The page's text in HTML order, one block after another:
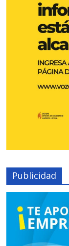
Publicidad